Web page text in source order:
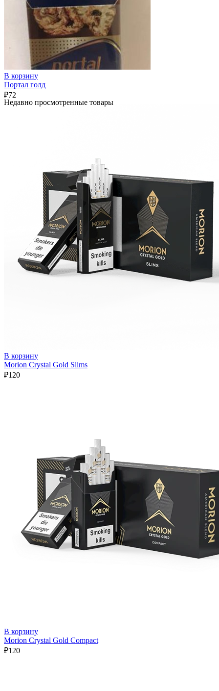
В корзину
Портал голд
₽72
Недавно просмотренные товары
В корзину
Morion Crystal Gold Slims
₽120
В корзину
Morion Crystal Gold Compact
₽120